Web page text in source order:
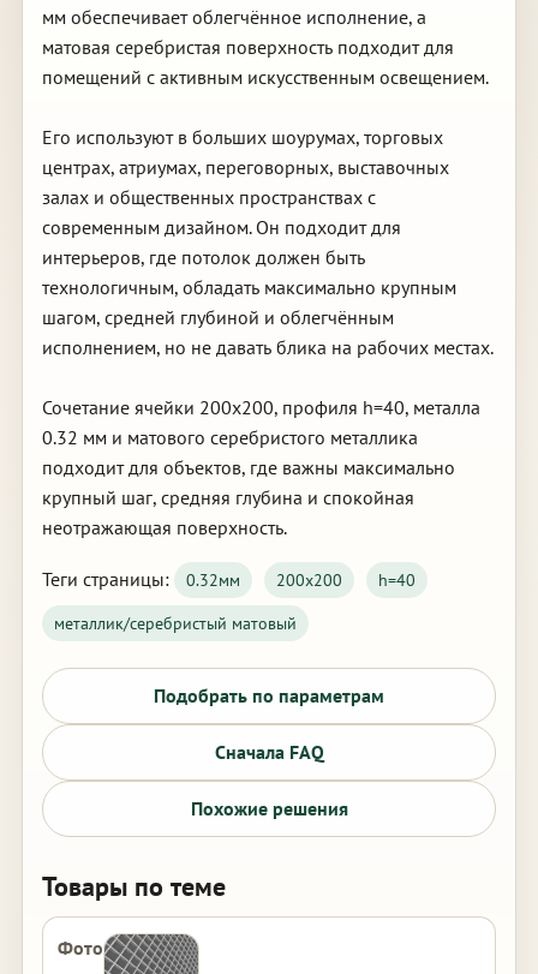
мм обеспечивает облегчённое исполнение, а
матовая серебристая поверхность подходит для
помещений с активным искусственным освещением.
Его используют в больших шоурумах, торговых
центрах, атриумах, переговорных, выставочных
залах и общественных пространствах с
современным дизайном. Он подходит для
интерьеров, где потолок должен быть
технологичным, обладать максимально крупным
шагом, средней глубиной и облегчённым
исполнением, но не давать блика на рабочих местах.
Сочетание ячейки 200х200, профиля h=40, металла
0.32 мм и матового серебристого металлика
подходит для объектов, где важны максимально
крупный шаг, средняя глубина и спокойная
неотражающая поверхность.
Теги страницы: 0.32мм 200х200
h=40
металлик/серебристый матовый
Подобрать по параметрам
Сначала FAQ
Похожие решения
Товары по теме